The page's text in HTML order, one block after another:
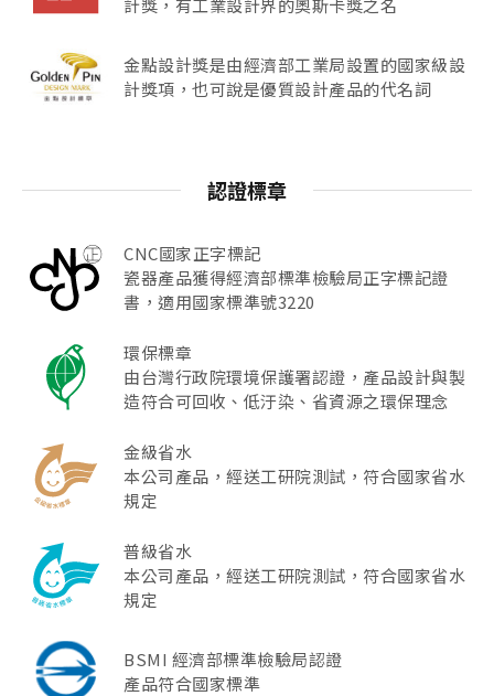
計獎，有工業設計界的奧斯卡獎之名
金點設計獎是由經濟部工業局設置的國家級設
計獎項，也可說是優質設計產品的代名詞
認證標章
CNC國家正字標記
瓷器產品獲得經濟部標準檢驗局正字標記證
書，適用國家標準號3220
環保標章
由台灣行政院環境保護署認證，產品設計與製
造符合可回收、低汙染、省資源之環保理念
金級省水
本公司產品，經送工研院測試，符合國家省水
規定
普級省水
本公司產品，經送工研院測試，符合國家省水
規定
BSMI 經濟部標準檢驗局認證
產品符合國家標準